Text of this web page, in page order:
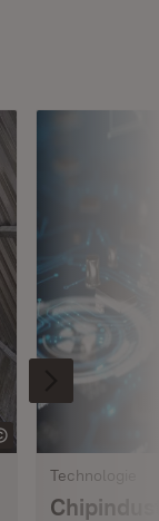
Technologie